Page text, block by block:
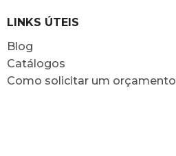
LINKS ÚTEIS
Blog
Catálogos
Como solicitar um orçamento